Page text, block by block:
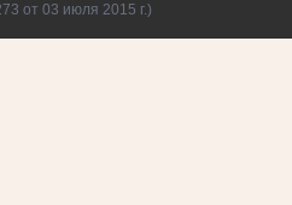
от 03 июля 2015 г.)